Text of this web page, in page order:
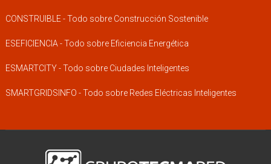
CONSTRUIBLE - Todo sobre Construcción Sostenible
ESEFICIENCIA - Todo sobre Eficiencia Energética
ESMARTCITY - Todo sobre Ciudades Inteligentes
SMARTGRIDSINFO - Todo sobre Redes Eléctricas Inteligentes